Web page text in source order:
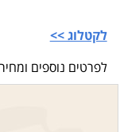
לקטלוג >>
לפרטים נוספים